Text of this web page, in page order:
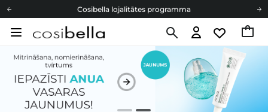
Cosibella lojalitātes programma
Bezmaskas piegāde no 49,00 €
Cosibella lojalitātes programma
Bezmaskas piegāde no 49,00 €